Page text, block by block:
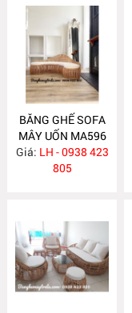
BĂNG GHẾ SOFA
MÂY UỐN MA596
Giá: LH - 0938 423
805